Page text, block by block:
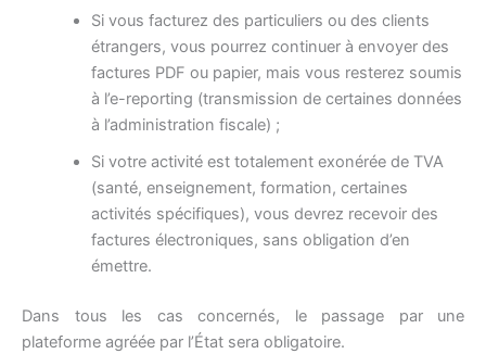
Si vous facturez des particuliers ou des clients
étrangers, vous pourrez continuer à envoyer des
factures PDF ou papier, mais vous resterez soumis
à l’e-reporting (transmission de certaines données
à l’administration fiscale) ;
Si votre activité est totalement exonérée de TVA
(santé, enseignement, formation, certaines
activités spécifiques), vous devrez recevoir des
factures électroniques, sans obligation d’en
émettre.
Dans tous les cas concernés, le passage par une
plateforme agréée par l’État sera obligatoire.